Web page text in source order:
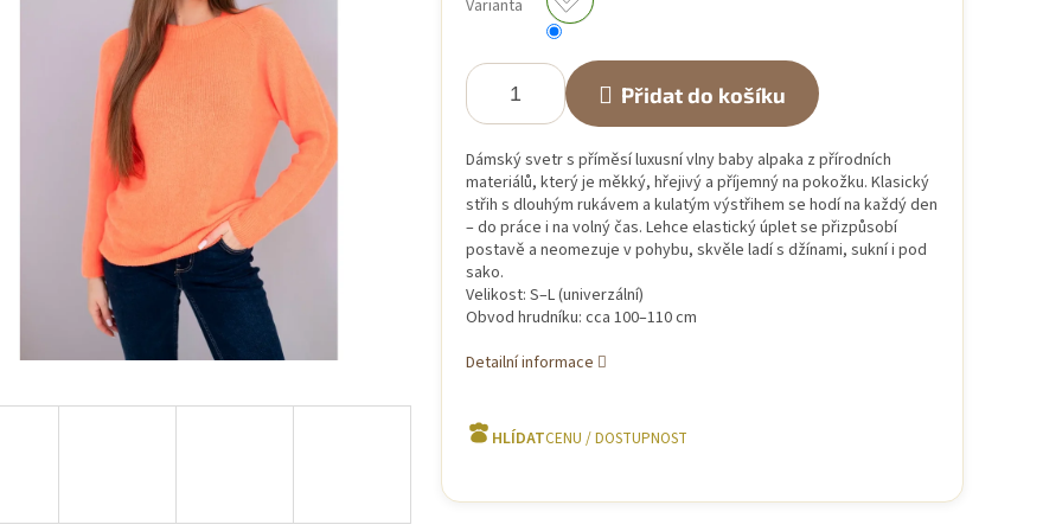
Varianta
Přidat do košíku
Dámský svetr s příměsí luxusní vlny baby alpaka z přírodních
materiálů, který je měkký, hřejivý a příjemný na pokožku. Klasický
střih s dlouhým rukávem a kulatým výstřihem se hodí na každý den
– do práce i na volný čas. Lehce elastický úplet se přizpůsobí
postavě a neomezuje v pohybu, skvěle ladí s džínami, sukní i pod
sako.
Velikost: S–L (univerzální)
Obvod hrudníku: cca 100–110 cm
Detailní informace
HLÍDAT